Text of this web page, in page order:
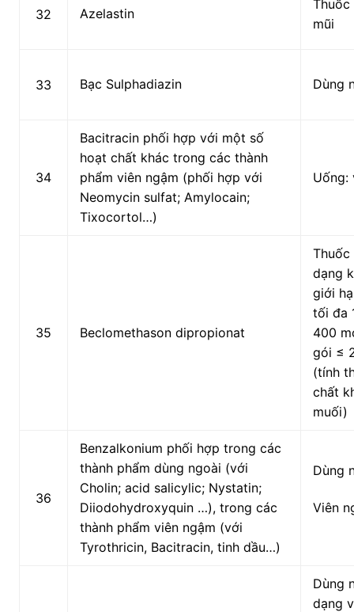
32 Azelastin
mũi
33 Bạc Sulphadiazin Dùng
34
Bacitracin phối hợp với một số
hoạt chất khác trong các thành
phẩm viên ngậm (phối hợp với
Neomycin sulfat; Amylocain;
Tixocortol…)
Uống:
35 Beclomethason dipropionat
Thuốc
dạng
giới
tối đa
400
gói ≤
(tính
chất
muối)
36
Benzalkonium phối hợp trong các
thành phẩm dùng ngoài (với
Cholin; acid salicylic; Nystatin;
Diiodohydroxyquin …), trong các
thành phẩm viên ngậm (với
Tyrothricin, Bacitracin, tinh dầu…)
Dùng
Viên
Dùng
dạng